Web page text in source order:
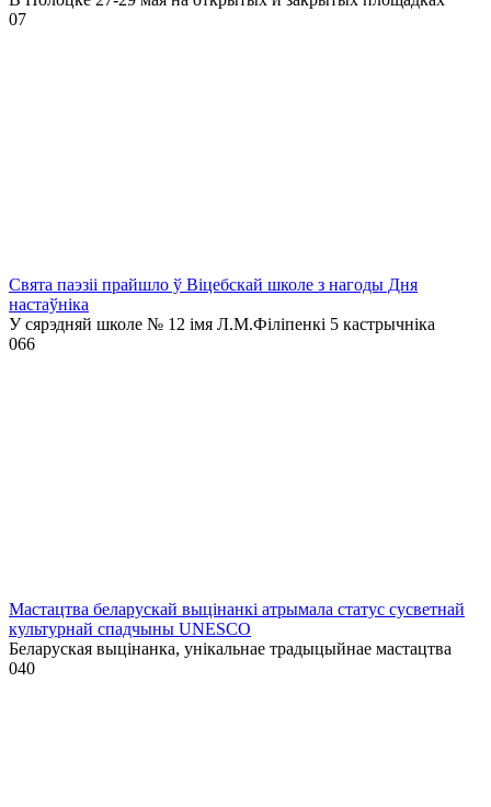
07
Свята паэзіі прайшло ў Віцебскай школе з нагоды Дня
настаўніка
У сярэдняй школе № 12 імя Л.М.Філіпенкі 5 кастрычніка
066
Мастацтва беларускай выцінанкі атрымала статус сусветнай
культурнай спадчыны UNESCO
Беларуская выцінанка, унікальнае традыцыйнае мастацтва
040